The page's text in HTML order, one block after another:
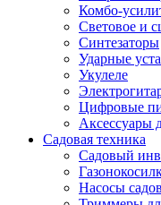
Комбо-
Световое и
Синтезаторы
Ударные
Укулеле
Цифровые
Аксессуары
Садовая техника
Садовый
Насосы